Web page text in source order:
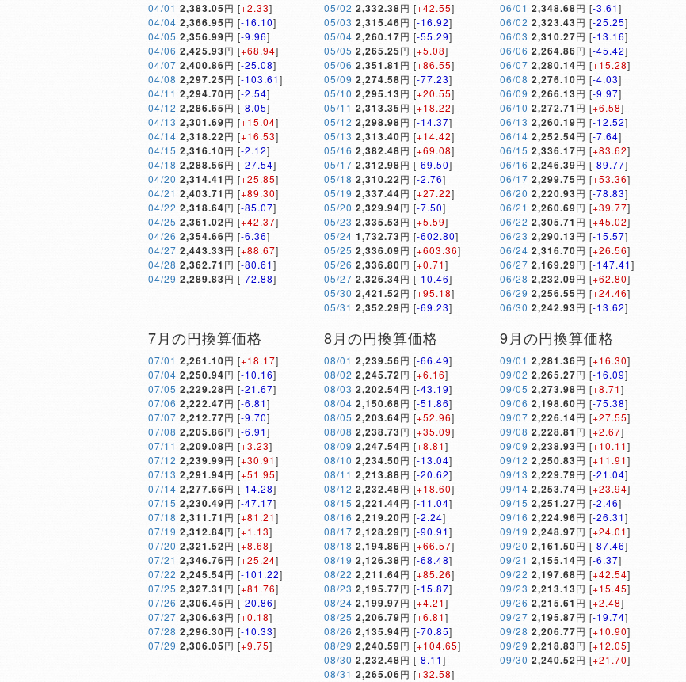
04/01 2,383.05円 [+2.33]
04/04 2,366.95円 [-16.10]
04/05 2,356.99円 [-9.96]
04/06 2,425.93円 [+68.94]
04/07 2,400.86円 [-25.08]
04/08 2,297.25円 [-103.61]
04/11 2,294.70円 [-2.54]
04/12 2,286.65円 [-8.05]
04/13 2,301.69円 [+15.04]
04/14 2,318.22円 [+16.53]
04/15 2,316.10円 [-2.12]
04/18 2,288.56円 [-27.54]
04/20 2,314.41 円 [+25.85]
04/21 2,403.71 円 [+89.30]
04/22 2,318.64円 [-85.07]
04/25 2,361.02円 [+42.37]
04/26 2,354.66円 [-6.36]
04/27 2,443.33円 [+88.67]
04/28 2,362.71 円 [-80.61]
04/29 2,289.83円 [-72.88]
05/02 2,332.38円 [+42.55]
05/03 2,315.46円 [-16.92]
05/04 2,260.17円 [-55.29]
05/05 2,265.25円 [+5.08]
05/06 2,351.81 円 [+86.55]
05/09 2,274.58円 [-77.23]
05/10 2,295.13円 [+20.55]
05/11 2,313.35円 [+18.22]
05/12 2,298.98円 [-14.37]
05/13 2,313.40円 [+14.42]
05/16 2,382.48円 [+69.08]
05/17 2,312.98円 [-69.50]
05/18 2,310.22円 [-2.76]
05/19 2,337.44円 [+27.22]
05/20 2,329.94円 [-7.50]
05/23 2,335.53円 [+5.59]
05/24 1,732.73円 [-602.80]
05/25 2,336.09円 [+603.36]
05/26 2,336.80円 [+0.71]
05/27 2,326.34円 [-10.46]
05/30 2,421.52円 [+95.18]
05/31 2,352.29円 [-69.23]
06/01 2,348.68円 [-3.61]
06/02 2,323.43円 [-25.25]
06/03 2,310.27円 [-13.16]
06/06 2,264.86円 [-45.42]
06/07 2,280.14円 [+15.28]
06/08 2,276.10円 [-4.03]
06/09 2,266.13円 [-9.97]
06/10 2,272.71 円 [+6.58]
06/13 2,260.19円 [-12.52]
06/14 2,252.54円 [-7.64]
06/15 2,336.17円 [+83.62]
06/16 2,246.39円 [-89.77]
06/17 2,299.75円 [+53.36]
06/20 2,220.93円 [-78.83]
06/21 2,260.69円 [+39.77]
06/22 2,305.71 円 [+45.02]
06/23 2,290.13円 [-15.57]
06/24 2,316.70円 [+26.56]
06/27 2,169.29円 [-147.41]
06/28 2,232.09円 [+62.80]
06/29 2,256.55円 [+24.46]
06/30 2,242.93円 [-13.62]
7月の円換算価格
07/01 2,261.10円 [+18.17]
07/04 2,250.94円 [-10.16]
07/05 2,229.28円 [-21.67]
07/06 2,222.47円 [-6.81]
07/07 2,212.77円 [-9.70]
07/08 2,205.86円 [-6.91]
07/11 2,209.08円 [+3.23]
07/12 2,239.99円 [+30.91]
07/13 2,291.94円 [+51.95]
07/14 2,277.66円 [-14.28]
07/15 2,230.49円 [-47.17]
07/18 2,311.71 円 [+81.21]
07/19 2,312.84円 [+1.13]
07/20 2,321.52円 [+8.68]
07/21 2,346.76円 [+25.24]
07/22 2,245.54円 [-101.22]
07/25 2,327.31 円 [+81.76]
07/26 2,306.45円 [-20.86]
07/27 2,306.63円 [+0.18]
07/28 2,296.30円 [-10.33]
07/29 2,306.05円 [+9.75]
8月の円換算価格
08/01 2,239.56円 [-66.49]
08/02 2,245.72円 [+6.16]
08/03 2,202.54円 [-43.19]
08/04 2,150.68円 [-51.86]
08/05 2,203.64円 [+52.96]
08/08 2,238.73円 [+35.09]
08/09 2,247.54円 [+8.81]
08/10 2,234.50円 [-13.04]
08/11 2,213.88円 [-20.62]
08/12 2,232.48円 [+18.60]
08/15 2,221.44円 [-11.04]
08/16 2,219.20円 [-2.24]
08/17 2,128.29円 [-90.91]
08/18 2,194.86円 [+66.57]
08/19 2,126.38円 [-68.48]
08/22 2,211.64円 [+85.26]
08/23 2,195.77円 [-15.87]
08/24 2,199.97円 [+4.21]
08/25 2,206.79円 [+6.81]
08/26 2,135.94円 [-70.85]
08/29 2,240.59円 [+104.65]
08/30 2,232.48円 [-8.11]
08/31 2,265.06円 [+32.58]
9月の円換算価格
09/01 2,281.36円 [+16.30]
09/02 2,265.27円 [-16.09]
09/05 2,273.98円 [+8.71]
09/06 2,198.60円 [-75.38]
09/07 2,226.14円 [+27.55]
09/08 2,228.81 円 [+2.67]
09/09 2,238.93円 [+10.11]
09/12 2,250.83円 [+11.91]
09/13 2,229.79円 [-21.04]
09/14 2,253.74円 [+23.94]
09/15 2,251.27円 [-2.46]
09/16 2,224.96円 [-26.31]
09/19 2,248.97円 [+24.01]
09/20 2,161.50円 [-87.46]
09/21 2,155.14円 [-6.37]
09/22 2,197.68円 [+42.54]
09/23 2,213.13円 [+15.45]
09/26 2,215.61 円 [+2.48]
09/27 2,195.87円 [-19.74]
09/28 2,206.77円 [+10.90]
09/29 2,218.83円 [+12.05]
09/30 2,240.52円 [+21.70]